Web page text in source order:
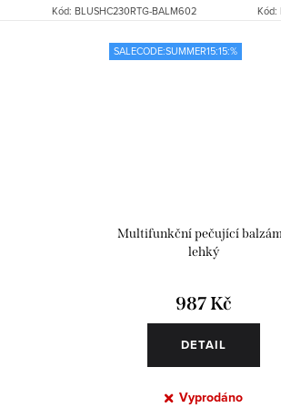
Kód: BLUSHC230RTG-BALM602 Kód:
SALECODE:SUMMER15:15:%
Multifunkční pečující
lehký
987 Kč
DETAIL
Vyprodáno